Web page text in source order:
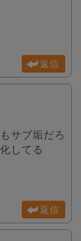
返信
サブ垢だろ
してる
返信